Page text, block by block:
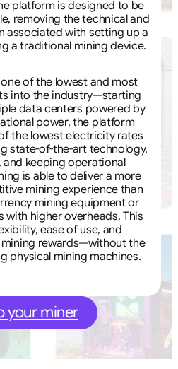
platform is designed to be
removing the technical and
associated with setting up a
a traditional mining device.
of the lowest and most
into the industry—starting
data centers powered by
power, the platform
the lowest electricity rates
state-of-the-art technology,
and keeping operational
is able to deliver a more
mining experience than
mining equipment or
higher overheads. This
ease of use, and
rewards—without the
physical mining machines.
your miner